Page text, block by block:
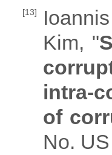
[13]
Kim, "
intra-
of
No.